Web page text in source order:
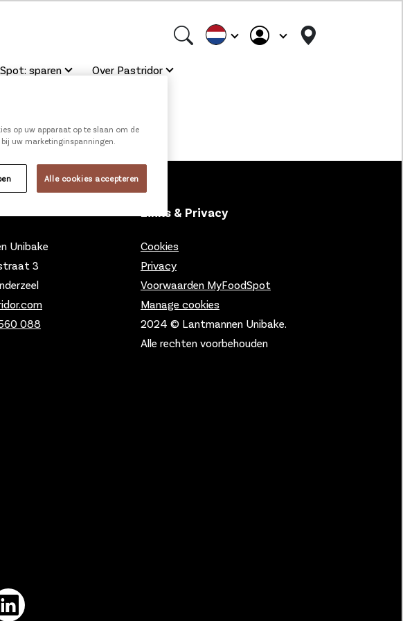
sparen Over Pastridor
Unibake
3
088
Links & Privacy
Cookies
Privacy
Voorwaarden MyFoodSpot
Manage cookies
2024 © Lantmannen Unibake.
Alle rechten voorbehouden
op uw apparaat op te slaan om de
uw marketinginspanningen.
Alle cookies accepteren